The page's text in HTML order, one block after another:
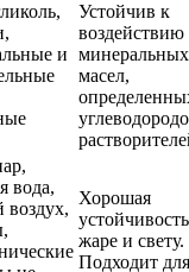
и
Устойчив к
воздействию
минеральных
масел,
вода,
воздух,
Хорошая
жаре и свету.
Подходит для